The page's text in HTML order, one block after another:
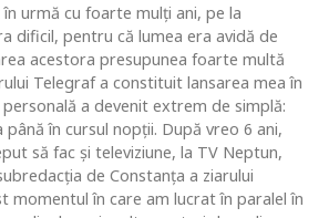
urmă cu foarte mulţi ani, pe la
dificil, pentru că lumea era avidă de
acestora presupunea foarte multă
Telegraf a constituit lansarea mea în
a devenit extrem de simplă:
în cursul nopţii. După vreo 6 ani,
să fac şi televiziune, la TV Neptun,
de Constanţa a ziarului
momentul în care am lucrat în paralel în